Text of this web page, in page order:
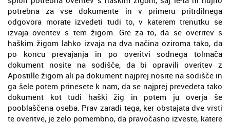
potrebna za vse dokumente in v primeru pritrdilnega
odgovora morate izvedeti tudi to, v katerem trenutku se
izvaja overitev s tem žigom. Gre za to, da se overitev s
haškim žigom lahko izvaja na dva načina oziroma tako, da
po koncu prevajanja in po overitvi sodnega tolmača
dokument nosite na sodišče, da bi opravili overitev z
Apostille žigom ali pa dokument najprej nosite na sodišče in
ga šele potem prinesete k nam, da se najprej prevedeta tako
dokument kot tudi haški žig in potem ju overja še
pooblaščena oseba. Prav zaradi tega, ker obstajata dve vrsti
te overitve, je zelo pomembno, da pravočasno izveste, katere